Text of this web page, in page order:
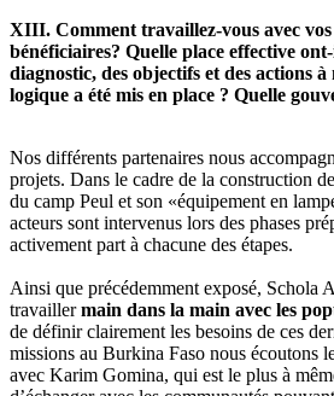
XIII. Comment travaillez-vous avec
bénéficiaires? Quelle place effective
diagnostic, des objectifs et des actions
logique a été mis en place ? Quelle
Nos différents partenaires nous
projets. Dans le cadre de la construction
du camp Peul et son «équipement en
acteurs sont intervenus lors des phases
activement part à chacune des étapes.
Ainsi que précédemment exposé, Schola
travaillermain dans la main avec les
de définir clairement les besoins de ces
missions au Burkina Faso nous écoutons
avec Karim Gomina, qui est le plus à